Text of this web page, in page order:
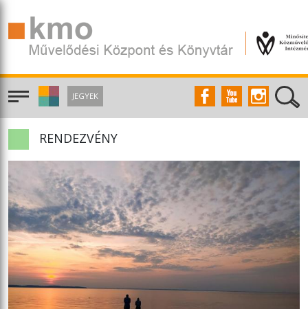
JEGYEK
RENDEZVÉNY